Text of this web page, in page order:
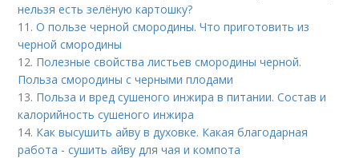
нельзя есть зелёную картошку?
11.О пользе черной смородины. Что приготовить из
черной смородины
12. Полезные свойства листьев смородины черной.
Польза смородины с черными плодами
13. Польза и вред сушеного инжира в питании. Состав и
калорийность сушеного инжира
14. Как высушить айву в духовке. Какая благодарная
работа - сушить айву для чая и компота